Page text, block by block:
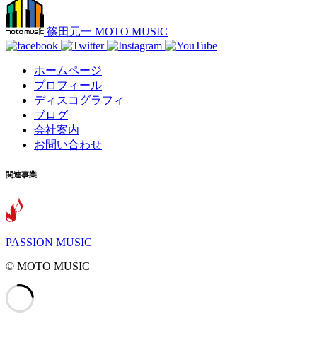
篠田元一 MOTO MUSIC
ホームページ
プロフィール
ディスコグラフィ
ブログ
会社案内
お問い合わせ
関連事業
PASSION MUSIC
©️ MOTO MUSIC